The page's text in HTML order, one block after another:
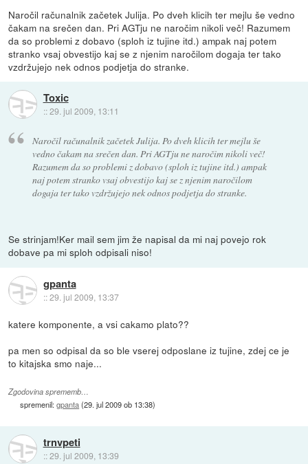
Naročil računalnik začetek Julija. Po dveh klicih ter mejlu še vedno
čakam na srečen dan. Pri AGTju ne naročim nikoli več! Razumem
da so problemi z dobavo (sploh iz tujine itd.) ampak naj potem
stranko vsaj obvestijo kaj se z njenim naročilom dogaja ter tako
vzdržujejo nek odnos podjetja do stranke.
Toxic
::29. jul 2009, 13:11
Naročil računalnik začetek Julija. Po dveh klicih ter mejlu še
vedno čakam na srečen dan. Pri AGTju ne naročim nikoli več!
Razumem da so problemi z dobavo (sploh iz tujine itd.) ampak
naj potem stranko vsaj obvestijo kaj se z njenim naročilom
dogaja ter tako vzdržujejo nek odnos podjetja do stranke.
Se strinjam!Ker mail sem jim že napisal da mi naj povejo rok
dobave pa mi sploh odpisali niso!
gpanta
::29. jul 2009, 13:37
katere komponente, a vsi cakamo plato??
pa men so odpisal da so ble vserej odposlane iz tujine, zdej ce je
to kitajska smo naje...
Zgodovina sprememb…
spremenil:gpanta(29. jul 2009 ob 13:38)
trnvpeti
::29. jul 2009, 13:39